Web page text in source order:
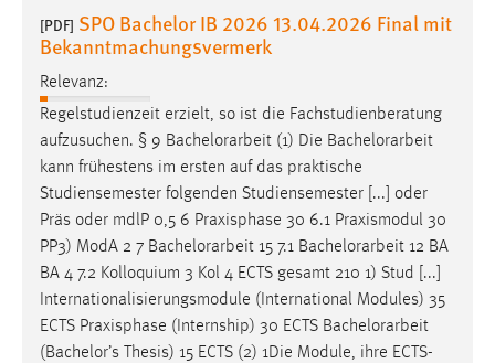
[PDF] SPO Bachelor IB 2026 13.04.2026 Final mit
Bekanntmachungsvermerk
Relevanz:
Regelstudienzeit erzielt, so ist die Fachstudienberatung
aufzusuchen. § 9 Bachelorarbeit (1) Die Bachelorarbeit
kann frühestens im ersten auf das praktische
Studiensemester folgenden Studiensemester [...] oder
Präs oder mdlP 0,5 6 Praxisphase 30 6.1 Praxismodul 30
PP3) ModA 2 7 Bachelorarbeit 15 7.1 Bachelorarbeit 12 BA
BA 4 7.2 Kolloquium 3 Kol 4 ECTS gesamt 210 1) Stud [...]
Internationalisierungsmodule (International Modules) 35
ECTS Praxisphase (Internship) 30 ECTS Bachelorarbeit
(Bachelor’s Thesis) 15 ECTS (2) 1Die Module, ihre ECTS-